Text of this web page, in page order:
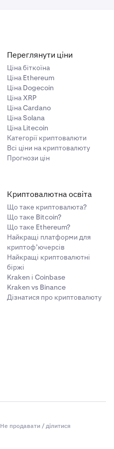
Переглянути ціни
Ціна біткоїна
Ціна Ethereum
Ціна Dogecoin
Ціна XRP
Ціна Cardano
Ціна Solana
Ціна Litecoin
Категорії криптовалюти
Всі ціни на криптовалюту
Прогнози цін
Криптовалютна освіта
Що таке криптовалюта?
Що таке Bitcoin?
Що таке Ethereum?
Найкращі платформи для
криптоф’ючерсів
Найкращі криптовалютні
біржі
Kraken і Coinbase
Kraken vs Binance
Дізнатися про криптовалюту
Не продавати / ділитися